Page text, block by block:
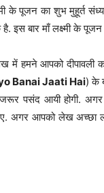
के पूजन का शुभ मुहूर्त
बार माँ लक्ष्मी के
हमने आपको दीपावली
Banai Jaati Hai) के
पसंद आयी होगी.
अगर आपको लेख अच्छा